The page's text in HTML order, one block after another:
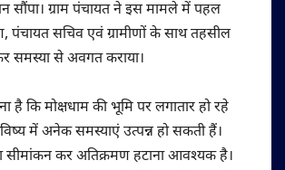
सौंपा। ग्राम पंचायत ने इस मामले में पहल
सचिव एवं ग्रामीणों के साथ तहसील
समस्या से अवगत कराया।
है कि मोक्षधाम की भूमि पर लगातार हो रहे
में अनेक समस्याएं उत्पन्न हो सकती हैं।
सीमांकन कर अतिक्रमण हटाना आवश्यक है।